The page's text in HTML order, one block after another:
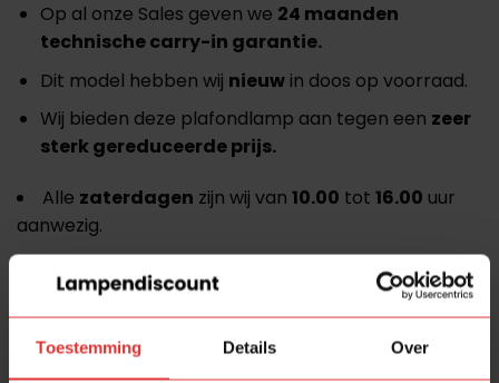
Toestemming Details Over
Op al onze Sales geven we 24 maanden
technische carry-in garantie.
Dit model hebben wij nieuwin doos op voorraad.
Wij bieden deze plafondlamp aan tegen een zeer
sterk gereduceerde prijs.
Alle zaterdagen zijn wij van 10.00 tot 16.00 uur
aanwezig.
Middendijk 75A, 7397NE NIJBROEK
Vragen of opmerkingen
graag per mail of
en met zaterdag op alle binnengekomen berichten.